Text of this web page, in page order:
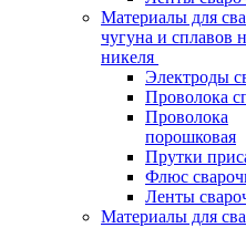
Материалы для
чугуна и сплавов
никеля
Электроды
Проволока
Проволока
порошковая
Прутки
Флюс
Ленты
Материалы для